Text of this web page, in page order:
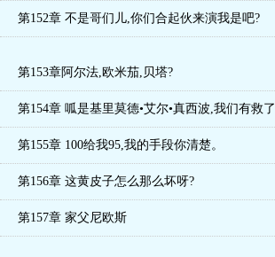
第152章 不是哥们儿,你们合起伙来演我是吧?
第153章阿尔法,欧米茄,贝塔?
第154章 呱是基里莫德•艾尔•真西波,我们有救了
第155章 100给我95,我的手段你清楚。
第156章 这黄皮子怎么那么坏呀?
第157章 家父尼欧斯